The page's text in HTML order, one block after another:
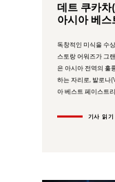
데트 쿠카
아시아 베
독창적인 미식을 수
스토랑 어워즈가 그
은 아시아 전역의 훌
하는 자리로, 발로나
아 베스트 페이스트리
기사 읽기